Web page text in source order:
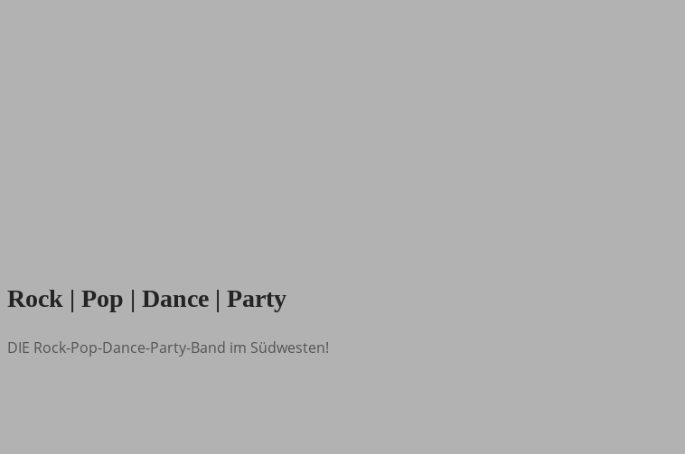
Rock | Pop | Dance | Party
DIE Rock-Pop-Dance-Party-Band im Südwesten!